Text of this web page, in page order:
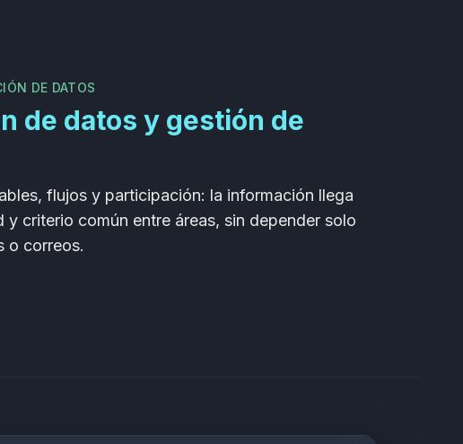
DE DATOS
de datos y gestión de
flujos y participación: la información llega
y criterio común entre áreas, sin depender solo
o correos.